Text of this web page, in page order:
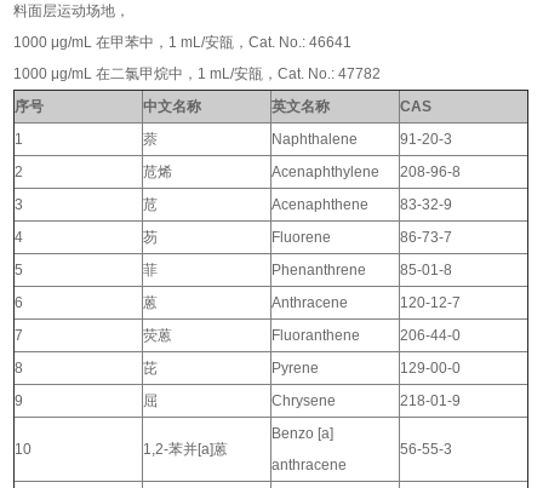
料面层运动场地，
1000 μg/mL 在甲苯中，1 mL/安瓿，Cat. No.: 46641
1000 μg/mL 在二氯甲烷中，1 mL/安瓿，Cat. No.: 47782
序号
中文名称 英文名称
CAS
1
萘 Naphthalene
91-20-3
2
苊烯 Acenaphthylene
208-96-8
3
苊 Acenaphthene
83-32-9
4
芴 Fluorene
86-73-7
5
菲 Phenanthrene
85-01-8
6
蒽 Anthracene
120-12-7
7
荧蒽 Fluoranthene
206-44-0
8
芘 Pyrene
129-00-0
9
屈 Chrysene 218-01-9
10 1,2-苯并[a]蒽
Benzo [a]
anthracene
56-55-3